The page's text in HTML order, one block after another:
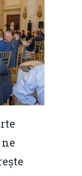
Neagră în Noua
Talk